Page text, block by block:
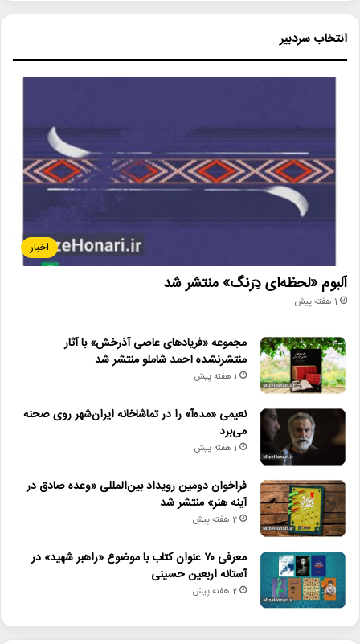
انتخاب سردبیر
اخبار
آلبوم «لحظه‌ای دِرَنگ» منتشر شد
1 هفته پیش
مجموعه «فریادهای عاصی آذرخش» با آثار
منتشرنشده احمد شاملو منتشر شد
1 هفته پیش
نعیمی «مده‌آ» را در تماشاخانه ایران‌شهر روی صحنه
می‌برد
1 هفته پیش
فراخوان دومین رویداد بین‌المللی «وعده صادق در
آینه هنر» منتشر شد
2 هفته پیش
معرفی ۷۰ عنوان کتاب با موضوع «راهبر شهید» در
آستانه اربعین حسینی
2 هفته پیش